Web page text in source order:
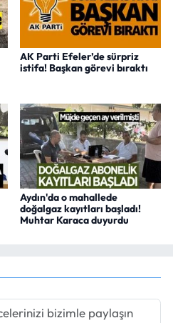
AK Parti Efeler’de sürpriz
istifa! Başkan görevi bıraktı
Aydın'da o mahallede
doğalgaz kayıtları başladı!
Muhtar Karaca duyurdu